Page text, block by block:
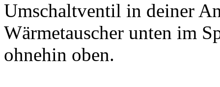
Umschaltventil in deiner
Wärmetauscher unten im
ohnehin oben.